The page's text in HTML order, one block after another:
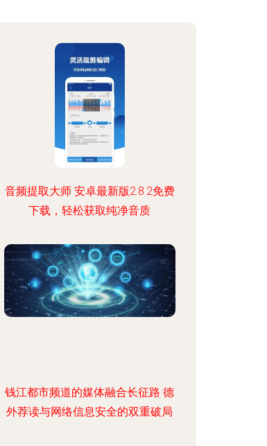
音频提取大师 安卓最新版2.8.2免费
下载，轻松获取纯净音质
钱江都市频道的媒体融合长征路 德
外荐读与网络信息安全的双重破局